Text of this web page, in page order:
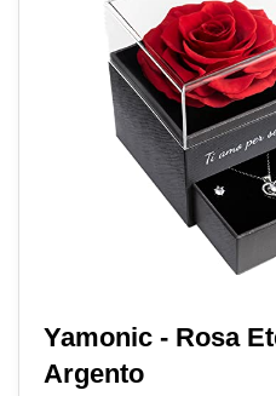
Yamonic - Rosa
Argento